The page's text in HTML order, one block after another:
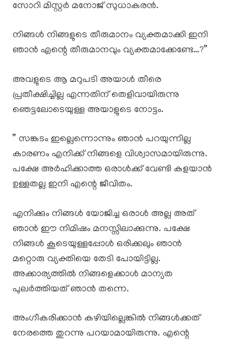
സോറി മിസ്റ്റർ മനോജ് സുധാകരൻ.
നിങ്ങൾ നിങ്ങളുടെ തീരുമാനം വ്യക്തമാക്കി ഇനി
ഞാൻ എന്റെ തീരുമാനവും വ്യക്തമാക്കേണ്ടേ…?”
അവളുടെ ആ മറുപടി അയാൾ തീരെ
പ്രതീക്ഷിച്ചില്ല എന്നതിന് തെളിവായിരുന്നു
ഞെട്ടലോടെയുള്ള അയാളുടെ നോട്ടം.
” സങ്കടം ഇല്ലെന്നൊന്നും ഞാൻ പറയുന്നില്ല
കാരണം എനിക്ക് നിങ്ങളെ വിശ്വാസമായിരുന്നു.
പക്ഷേ അർഹിക്കാത്ത ഒരാൾക്ക് വേണ്ടി കളയാൻ
ഉള്ളതല്ല ഇനി എന്റെ ജീവിതം.
എനിക്കും നിങ്ങൾ യോജിച്ച ഒരാൾ അല്ല അത്
ഞാൻ ഈ നിമിഷം മനസ്സിലാക്കുന്നു. പക്ഷേ
നിങ്ങൾ കൂടെയുള്ളപ്പോൾ ഒരിക്കലും ഞാൻ
മറ്റൊരു വ്യക്തിയെ തേടി പോയിട്ടില്ല.
അക്കാര്യത്തിൽ നിങ്ങളെക്കാൾ മാന്യത
പുലർത്തിയത് ഞാൻ തന്നെ.
അംഗീകരിക്കാൻ കഴിയില്ലെങ്കിൽ നിങ്ങൾക്കത്
നേരത്തെ തുറന്നു പറയാമായിരുന്നു. എന്റെ